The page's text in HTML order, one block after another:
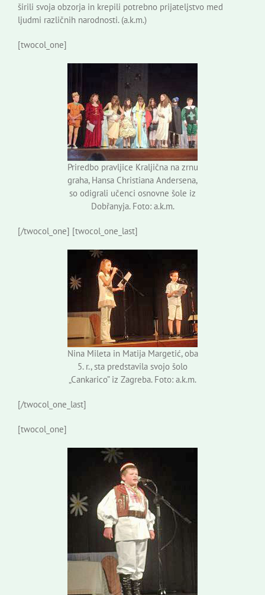
širili svoja obzorja in krepili potrebno prijateljstvo med
ljudmi različnih narodnosti. (a.k.m.)
[twocol_one]
Priredbo pravljice Kraljična na zrnu
graha, Hansa Christiana Andersena,
so odigrali učenci osnovne šole iz
Dobřanyja. Foto: a.k.m.
[/twocol_one] [twocol_one_last]
Nina Mileta in Matija Margetić, oba
5. r., sta predstavila svojo šolo
„Cankarico” iz Zagreba. Foto: a.k.m.
[/twocol_one_last]
[twocol_one]